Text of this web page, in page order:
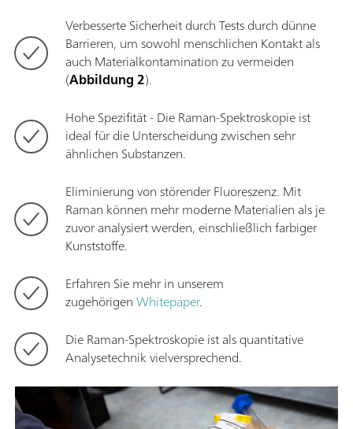
Verbesserte Sicherheit durch Tests durch dünne
Barrieren, um sowohl menschlichen Kontakt als
auch Materialkontamination zu vermeiden
(Abbildung 2).
Hohe Spezifität - Die Raman-Spektroskopie ist
ideal für die Unterscheidung zwischen sehr
ähnlichen Substanzen.
Eliminierung von störender Fluoreszenz. Mit
Raman können mehr moderne Materialien als je
zuvor analysiert werden, einschließlich farbiger
Kunststoffe.
Erfahren Sie mehr in unserem
zugehörigenWhitepaper.
Die Raman-Spektroskopie ist als quantitative
Analysetechnik vielversprechend.